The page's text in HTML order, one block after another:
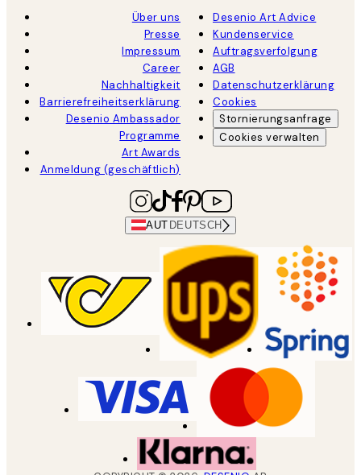
Über uns
Presse
Impressum
Career
Nachhaltigkeit
Barrierefreiheitserklärung
Desenio Ambassador
Programme
Art Awards
Anmeldung (geschäftlich)
Desenio Art Advice
Kundenservice
Auftragsverfolgung
AGB
Datenschutzerklärung
Cookies
Stornierungsanfrage
Cookies verwalten
AUT DEUTSCH